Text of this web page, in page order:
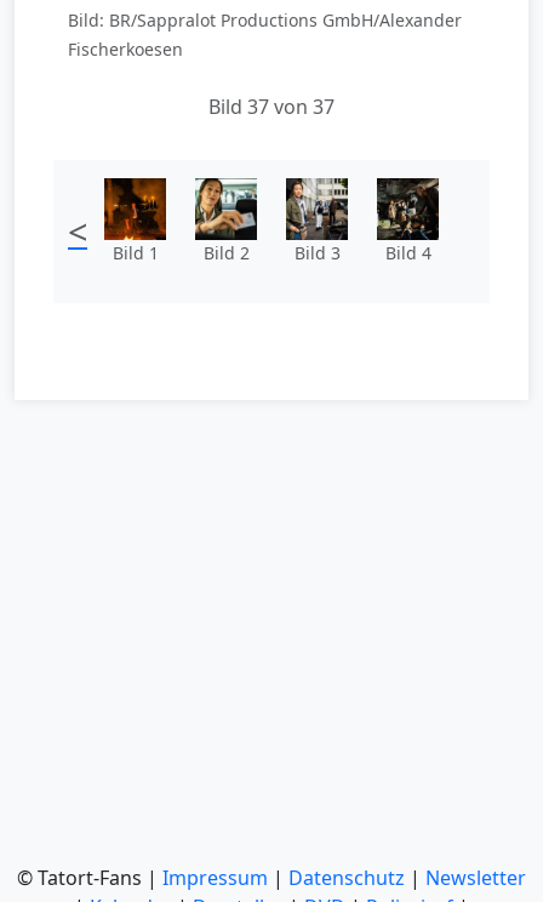
Bild: BR/Sappralot Productions GmbH/Alexander
Fischerkoesen
Bild 37 von 37
< Bild 1 Bild 2 Bild 3 Bild 4
© Tatort-Fans | Impressum | Datenschutz | Newsletter